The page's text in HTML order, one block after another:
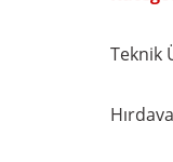
Teknik